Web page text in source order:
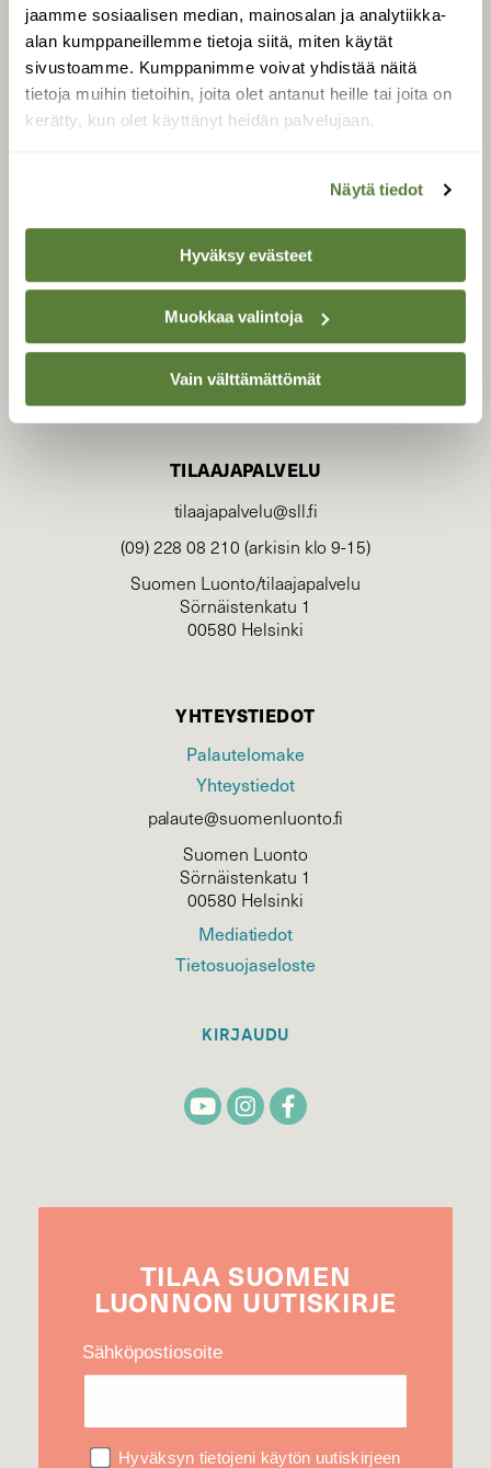
jaamme sosiaalisen median, mainosalan ja analytiikka-
alan kumppaneillemme tietoja siitä, miten käytät
sivustoamme. Kumppanimme voivat yhdistää näitä
tietoja muihin tietoihin, joita olet antanut heille tai joita on
kerätty, kun olet käyttänyt heidän palvelujaan.
Näytä tiedot
Hyväksy evästeet
Muokkaa valintoja
Vain välttämättömät
SUOMEN LUONNON­
SUOJELU­LIITTO
Suomen Luonto -lehden
luonnonsuojelu­liitto.
TILAAJAPALVELU
tilaajapalvelu@sll.fi
(09) 228 08 210 (arkisin klo 9-15)
Suomen Luonto/tilaajapalvelu
Sörnäistenkatu 1
00580 Helsinki
YHTEYSTIEDOT
Palautelomake
Yhteystiedot
palaute@suomenluonto.fi
Suomen Luonto
Sörnäistenkatu 1
00580 Helsinki
Mediatiedot
Tietosuojaseloste
KIRJAUDU
TILAA SUOMEN
LUONNON UUTIS­KIRJE
Sähköpostiosoite
Hyväksyn tietojeni käytön uutiskirjeen